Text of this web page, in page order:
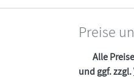
Preise
Alle
und ggf. zzgl.